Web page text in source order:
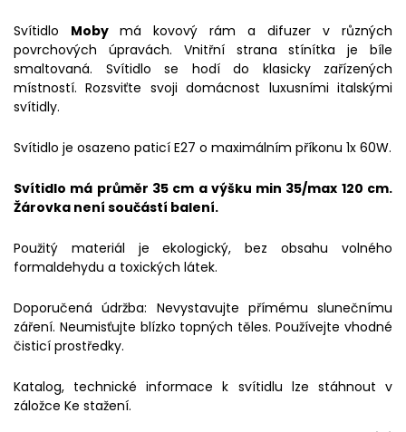
Svítidlo Moby má kovový rám a difuzer v různých
povrchových úpravách. Vnitřní strana stínítka je bíle
smaltovaná. Svítidlo se hodí do klasicky zařízených
místností. Rozsviťte svoji domácnost luxusními italskými
svítidly.
Svítidlo je osazeno paticí E27 o maximálním příkonu 1x 60W.
Svítidlo má průměr 35 cm a výšku min 35/max 120 cm.
Žárovka není součástí balení.
Použitý materiál je ekologický, bez obsahu volného
formaldehydu a toxických látek.
Doporučená údržba: Nevystavujte přímému slunečnímu
záření. Neumisťujte blízko topných těles. Používejte vhodné
čisticí prostředky.
Katalog, technické informace k svítidlu lze stáhnout v
záložce Ke stažení.